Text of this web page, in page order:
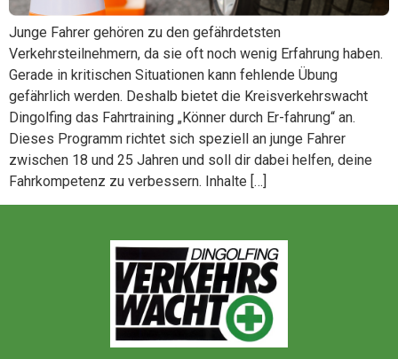
Junge Fahrer gehören zu den gefährdetsten
Verkehrsteilnehmern, da sie oft noch wenig Erfahrung haben.
Gerade in kritischen Situationen kann fehlende Übung
gefährlich werden. Deshalb bietet die Kreisverkehrswacht
Dingolfing das Fahrtraining „Könner durch Er-fahrung“ an.
Dieses Programm richtet sich speziell an junge Fahrer
zwischen 18 und 25 Jahren und soll dir dabei helfen, deine
Fahrkompetenz zu verbessern. Inhalte […]